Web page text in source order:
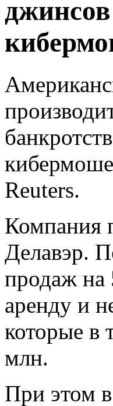
джинсов
Reuters.
Компания
Делавэр.
продаж на
аренду и
которые в
млн.
При этом